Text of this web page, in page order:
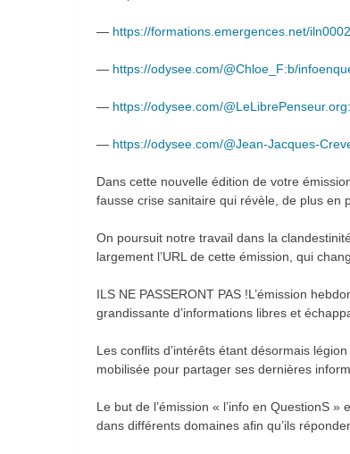
— https://formations.emergences.net/
— https://odysee.com/@Chloe_F:b/
— https://odysee.com/
— https://odysee.com/@Jean-Jacques-
Dans cette nouvelle édition de votre
fausse crise sanitaire qui révèle, de plus en
On poursuit notre travail dans la
largement l’URL de cette émission, qui
ILS NE PASSERONT PAS !L’émission
grandissante d’informations libres et
Les conflits d’intérêts étant désormais
mobilisée pour partager ses dernières
Le but de l’émission « l’info en QuestionS
dans différents domaines afin qu’ils